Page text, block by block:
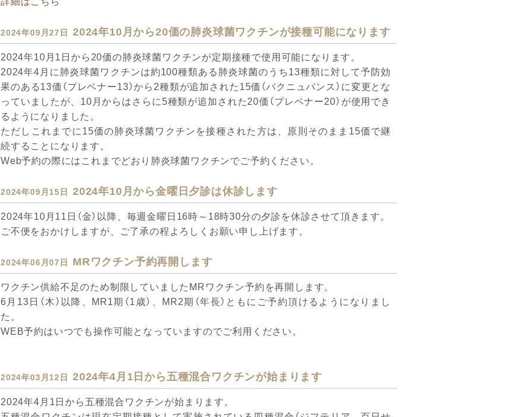
2024年09月27日 2024年10月から20価の肺炎球菌ワクチンが接種可能になります
2024年10月1日から20価の肺炎球菌ワクチンが定期接種で使用可能になります。
2024年4月に肺炎球菌ワクチンは約100種類ある肺炎球菌のうち13種類に対して予防効
果のある13価（プレベナー13）から2種類が追加された15価（バクニュバンス）に変更とな
っていましたが、10月からはさらに5種類が追加された20価（プレベナー20）が使用でき
るようになりました。
ただしこれまでに15価の肺炎球菌ワクチンを接種された方は、原則そのまま15価で継
続することになります。
Web予約の際にはこれまでどおり肺炎球菌ワクチンでご予約ください。
2024年09月15日 2024年10月から金曜日夕診は休診します
2024年10月11日（金）以降、毎週金曜日16時～18時30分の夕診を休診させて頂きます。
ご不便をおかけしますが、ご了承の程よろしくお願い申し上げます。
2024年06月07日 MRワクチン予約再開します
ワクチン供給不足のため制限していましたMRワクチン予約を再開します。
6月13日（木）以降、MR1期（1歳）、MR2期（年長）ともにご予約頂けるようになりまし
た。
WEB予約はいつでも操作可能となっていますのでご利用ください。
2024年03月12日 2024年4月1日から五種混合ワクチンが始まります
2024年4月1日から五種混合ワクチンが始まります。